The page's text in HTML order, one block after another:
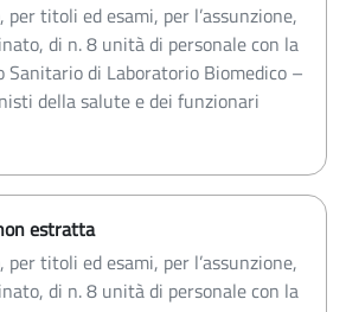
per titoli ed esami, per l’assunzione,
di n. 8 unità di personale con la
Sanitario di Laboratorio Biomedico –
della salute e dei funzionari
estratta
per titoli ed esami, per l’assunzione,
di n. 8 unità di personale con la